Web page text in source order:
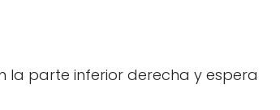
la parte inferior derecha y espera